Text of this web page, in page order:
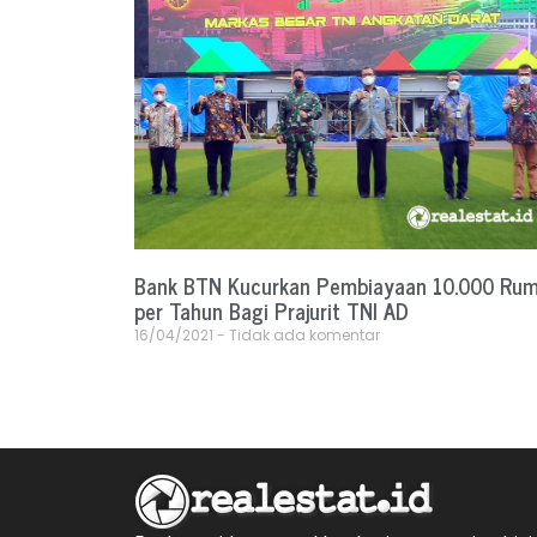
Bank BTN Kucurkan Pembiayaan 10.000
per Tahun Bagi Prajurit TNI AD
16/04/2021 Tidak ada komentar